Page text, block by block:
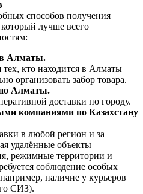
способов получения
лучше всего
Алматы.
кто находится в Алматы
организовать забор товара.
Алматы.
доставки по городу.
компаниями по Казахстану
в любой регион и за
удалённые объекты —
режимные территории и
соблюдение особых
наличие у курьеров
СИЗ).